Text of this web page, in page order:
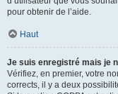
pour obtenir de l’aide.
Haut
Je suis enregistré mais je
Vérifiez, en premier, votre
corrects, il y a deux